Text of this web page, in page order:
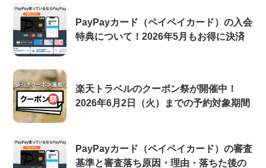
PayPayカード（ペイペイカード）の入会
特典について！2026年5月もお得に決済
楽天トラベルのクーポン祭が開催中！
2026年6月2日（火）までの予約対象期間
PayPayカード（ペイペイカード）の審査
基準と審査落ち原因・理由・落ちた後の